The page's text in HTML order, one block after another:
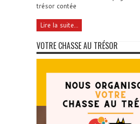
trésor contée
Lire la suite...
VOTRE CHASSE AU TRÉSOR